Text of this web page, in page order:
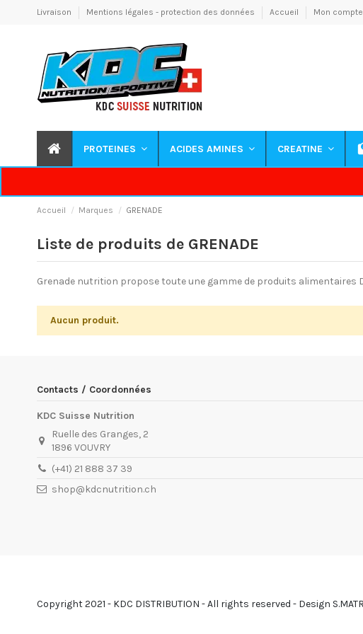
Livraison Mentions légales - protection des données Accueil Mon compte
PROTEINES ACIDES AMINES CREATINE
Accueil Marques GRENADE
Liste de produits de GRENADE
Grenade nutrition propose toute une gamme de produits alimentaires
Aucun produit.
Contacts / Coordonnées
KDC Suisse Nutrition
Ruelle des Granges, 2
1896 VOUVRY
(+41) 21 888 37 39
shop@kdcnutrition.ch
Copyright 2021 - KDC DISTRIBUTION - All rights reserved - Design